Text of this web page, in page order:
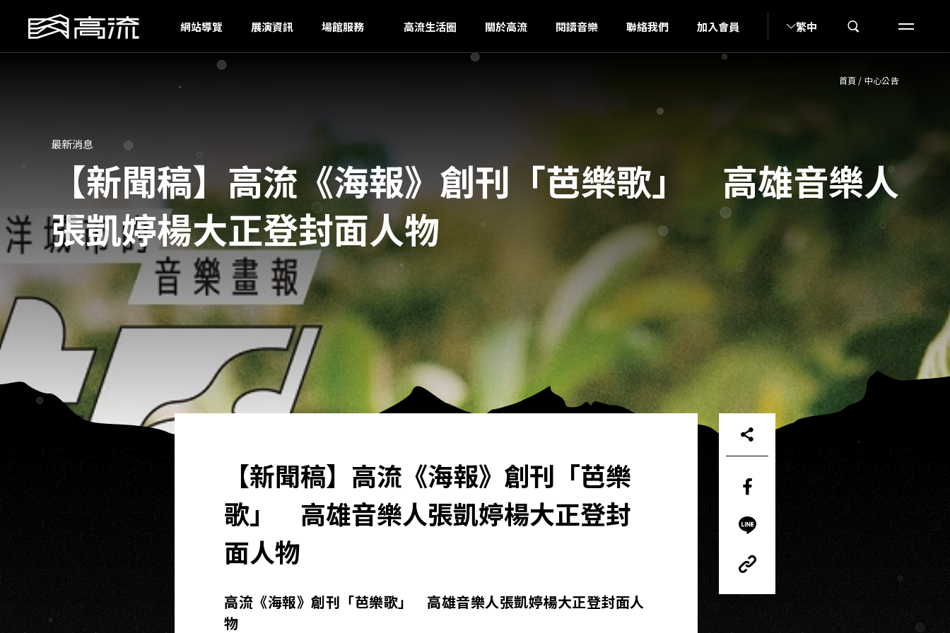
網站導覽 展演資訊 場館服務 高流生活圈 關於高流 閱讀音樂 聯絡我們 加入會員 繁中
首頁 / 中心公告
最新消息
【新聞稿】高流《海報》創刊「芭樂歌」 高雄音樂人
張凱婷楊大正登封面人物
【新聞稿】高流《海報》創刊「芭樂
歌」 高雄音樂人張凱婷楊大正登封
面人物
高流《海報》創刊「芭樂歌」 高雄音樂人張凱婷楊大正登封面人
物
Share
Facebook
Share
on
LINE
Copy
Copy
Link